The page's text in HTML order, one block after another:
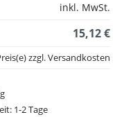
inkl. MwSt.
15,12 €
1-2 Tage
zzgl. Versandkosten